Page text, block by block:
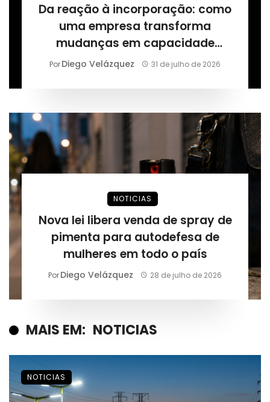
Da reação à incorporação: como
uma empresa transforma
mudanças em capacidade
permanente, segundo Márcio
PorDiego Velázquez 31 de julho de 2026
NOTICIAS
Nova lei libera venda de spray de
pimenta para autodefesa de
mulheres em todo o país
PorDiego Velázquez 28 de julho de 2026
MAIS EM: NOTICIAS
NOTICIAS